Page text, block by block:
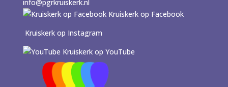
info@pgrkruiskerk.nl
Kruiskerk op Facebook
Kruiskerk op Instagram
Kruiskerk op YouTube